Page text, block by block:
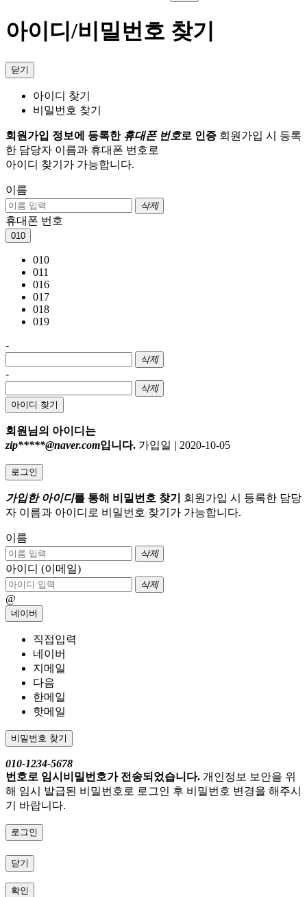
아이디/비밀번호 찾기
닫기
아이디 찾기
비밀번호 찾기
회원가입 정보에 등록한 휴대폰 번호로 인증 회원가입 시 등록
한 담당자 이름과 휴대폰 번호로
아이디 찾기가 가능합니다.
이름
삭제
휴대폰 번호
010
010
011
016
017
018
019
-
삭제
-
삭제
아이디 찾기
회원님의 아이디는
zip*****@naver.com입니다. 가입일 | 2020-10-05
로그인
가입한 아이디를 통해 비밀번호 찾기
회원가입 시 등록한 담당
자 이름과 아이디로 비밀번호 찾기가 가능합니다.
이름
삭제
아이디 (이메일)
삭제
@
네이버
직접입력
네이버
지메일
다음
한메일
핫메일
비밀번호 찾기
010-1234-5678
번호로 임시비밀번호가 전송되었습니다. 개인정보 보안을 위
해 임시 발급된 비밀번호로 로그인 후 비밀번호 변경을 해주시
기 바랍니다.
로그인
닫기
확인